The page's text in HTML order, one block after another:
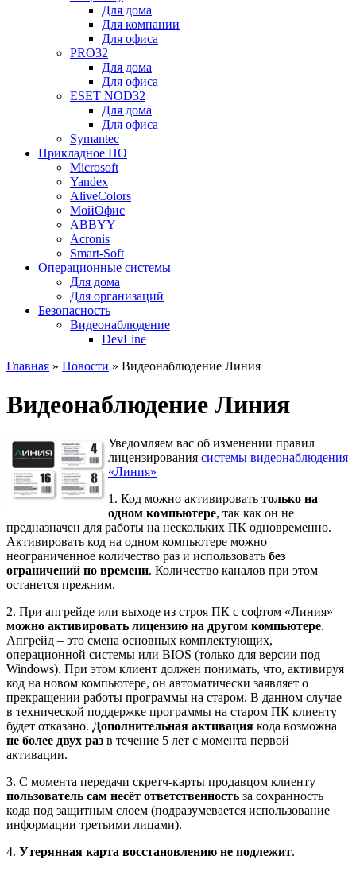
Для дома
Для компании
Для офиса
PRO32
Для дома
Для офиса
ESET NOD32
Для дома
Для офиса
Symantec
Прикладное ПО
Microsoft
Yandex
AliveColors
МойОфис
ABBYY
Acronis
Smart-Soft
Операционные системы
Для дома
Для организаций
Безопасность
Видеонаблюдение
DevLine
Главная » Новости » Видеонаблюдение Линия
Видеонаблюдение Линия
Уведомляем вас об изменении правил
лицензирования системы видеонаблюдения
«Линия»
1. Код можно активировать только на
одном компьютере, так как он не
предназначен для работы на нескольких ПК одновременно.
Активировать код на одном компьютере можно
неограниченное количество раз и использовать без
ограничений по времени. Количество каналов при этом
останется прежним.
2. При апгрейде или выходе из строя ПК с софтом «Линия»
можно активировать лицензию на другом компьютере.
Апгрейд – это смена основных комплектующих,
операционной системы или BIOS (только для версии под
Windows). При этом клиент должен понимать, что, активируя
код на новом компьютере, он автоматически заявляет о
прекращении работы программы на старом. В данном случае
в технической поддержке программы на старом ПК клиенту
будет отказано. Дополнительная активация кода возможна
не более двух раз в течение 5 лет с момента первой
активации.
3. С момента передачи скретч-карты продавцом клиенту
пользователь сам несёт ответственность за сохранность
кода под защитным слоем (подразумевается использование
информации третьими лицами).
4. Утерянная карта восстановлению не подлежит.